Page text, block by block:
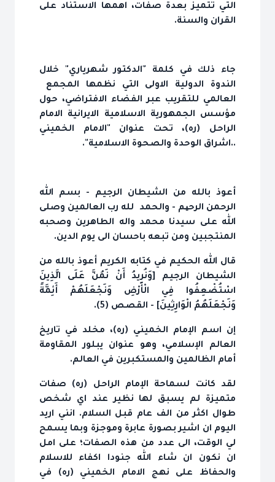
التي تتميز بعدة صفات، اهمها الاستناد على
القران والسنة.
جاء ذلك في كلمة "الدكتور شهرياري" خلال
الندوة الدولية الاولى التي نظمها المجمع
العالمي للتقريب عبر الفضاء الافتراضي، حول
مؤسس الجمهورية الاسلامية الايرانية الامام
الراحل (ره)، تحت عنوان "الامام الخميني
..اشراق الوحدة والصحوة الاسلامية".
أعوذ بالله من الشيطان الرجيم - بسم الله
الرحمن الرحیم - والحمد لله رب العالمين وصلى
الله على سيدنا محمد واله الطاهرين وصحبه
المنتجبين ومن تبعه باحسان الى يوم الدين.
قال الله الحكيم في كتابه الكريم أعوذ بالله من
الشيطان الرجيم [وَنُرِيدُ أَنْ نَمُنَّ عَلَى الَّذِينَ
اسْتُضْعِفُوا فِي الْأَرْضِ وَنَجْعَلَهُمْ أَئِمَّةً
وَنَجْعَلَهُمُ الْوَارِثِينَ] - القصص (5).
إن اسم الإمام الخميني (ره)، مخلد في تاريخ
العالم الإسلامي، وهو عنوان يبلور المقاومة
أمام الظالمين والمستكبرين في العالم.
لقد كانت لسماحة الإمام الراحل (ره) صفات
متميزة لم يسبق لها نظير عند اي شخص
طوال اكثر من الف عام قبل السلام. انني اريد
اليوم ان اشير بصورة عابرة وموجزة وبما يسمح
لي الوقت، الى عدد من هذه الصفات؛ على امل
ان نكون ان شاء الله جنودا اكفاء للاسلام
والحفاظ على نهج الامام الخميني (ره) في